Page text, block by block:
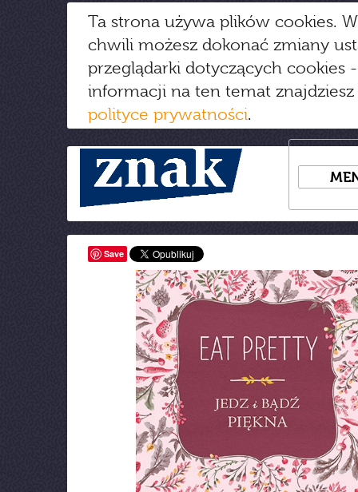
Ta strona używa plików cookies.
chwili możesz dokonać zmiany
przeglądarki dotyczących cookies
informacji na ten temat
polityce prywatności.
Save